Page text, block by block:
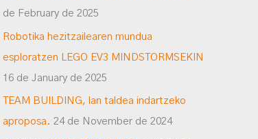
de February de 2025
Robotika hezitzailearen mundua
esploratzen LEGO EV3 MINDSTORMSEKIN
16 de January de 2025
TEAM BUILDING, lan taldea indartzeko
aproposa. 24 de November de 2024